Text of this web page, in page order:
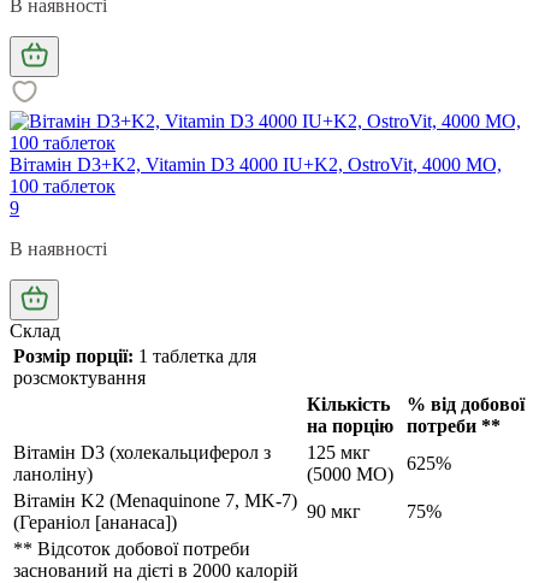
В наявності
Вітамін D3+K2, Vitamin D3 4000 IU+K2, OstroVit, 4000 МО,
100 таблеток
9
В наявності
Склад
Розмір порції: 1 таблетка для
розсмоктування
Кількість
на порцію
% від добової
потреби **
Вітамін D3 (холекальциферол з
ланоліну)
125 мкг
(5000 МО)
625%
Вітамін K2 (Menaquinone 7, MK-7)
(Гераніол [ананаса])
90 мкг
75%
** Відсоток добової потреби
заснований на дієті в 2000 калорій